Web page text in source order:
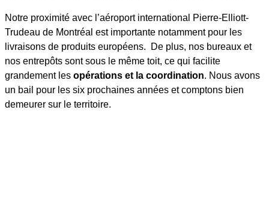
Notre proximité avec l’aéroport international Pierre-Elliott-
Trudeau de Montréal est importante notamment pour les
livraisons de produits européens. De plus, nos bureaux et
nos entrepôts sont sous le même toit, ce qui facilite
grandement les opérations et la coordination. Nous avons
un bail pour les six prochaines années et comptons bien
demeurer sur le territoire.